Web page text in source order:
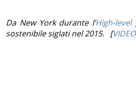
Da New York durante l’High-
sostenibile siglati nel 2015. [VIDEO